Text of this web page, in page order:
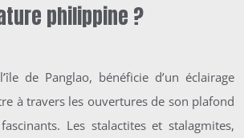
philippine ?
de Panglao, bénéficie d’un éclairage
à travers les ouvertures de son plafond
Les stalactites et stalagmites,